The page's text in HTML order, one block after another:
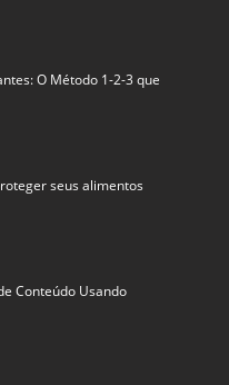
O Método 1-2-3 que
seus alimentos
Conteúdo Usando